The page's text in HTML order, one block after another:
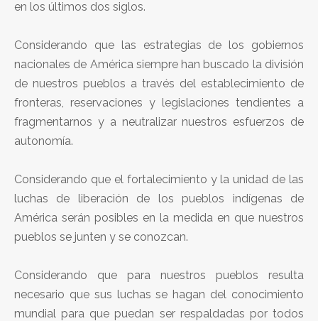
en los últimos dos siglos.
Considerando que las estrategias de los gobiernos
nacionales de América siempre han buscado la división
de nuestros pueblos a través del establecimiento de
fronteras, reservaciones y legislaciones tendientes a
fragmentarnos y a neutralizar nuestros esfuerzos de
autonomía.
Considerando que el fortalecimiento y la unidad de las
luchas de liberación de los pueblos indígenas de
América serán posibles en la medida en que nuestros
pueblos se junten y se conozcan.
Considerando que para nuestros pueblos resulta
necesario que sus luchas se hagan del conocimiento
mundial para que puedan ser respaldadas por todos